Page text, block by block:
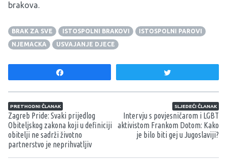
brakova.
BRAK ZA SVE ISTOSPOLNI BRAKOVI
ISTOSPOLNI PAROVI
NJEMACKA
USVAJANJE DJECE
Navigacija članaka
PRETHODNI ČLANAK
Zagreb Pride: Svaki prijedlog
Obiteljskog zakona koji u definiciji
obitelji ne sadrži životno
partnerstvo je neprihvatljiv
SLJEDEĆI ČLANAK
Intervju s povjesničarom i LGBT
aktivistom Frankom Dotom: Kako
je bilo biti gej u Jugoslaviji?